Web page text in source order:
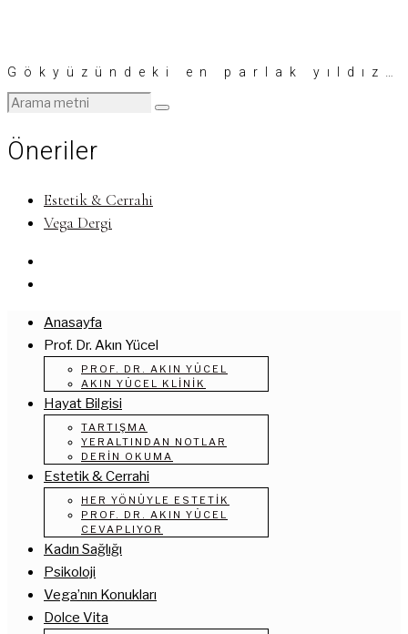
Gökyüzündeki en parlak yıldız…
Öneriler
Estetik & Cerrahi
Vega Dergi
Anasayfa
Prof. Dr. Akın Yücel
PROF. DR. AKIN YÜCEL
AKIN YÜCEL KLINIK
Hayat Bilgisi
TARTIŞMA
YERALTINDAN NOTLAR
DERIN OKUMA
Estetik & Cerrahi
HER YÖNÜYLE ESTETIK
PROF. DR. AKIN YÜCEL
CEVAPLIYOR
Kadın Sağlığı
Psikoloji
Vega’nın Konukları
Dolce Vita